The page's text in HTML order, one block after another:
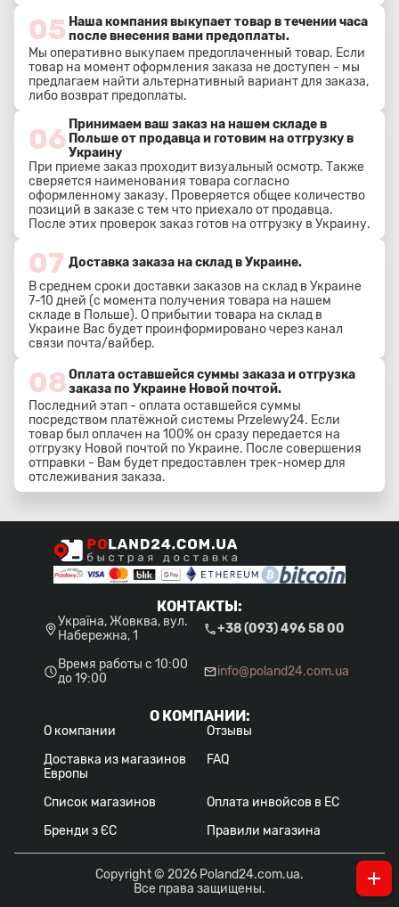
05 Наша компания выкупает товар в течении часа
после внесения вами предоплаты.
Мы оперативно выкупаем предоплаченный товар. Если
товар на момент оформления заказа не доступен - мы
предлагаем найти альтернативный вариант для заказа,
либо возврат предоплаты.
06 Принимаем ваш заказ на нашем складе в
Польше от продавца и готовим на отгрузку в
Украину
При приеме заказ проходит визуальный осмотр. Также
сверяется наименования товара согласно
оформленному заказу. Проверяется общее количество
позиций в заказе с тем что приехало от продавца.
После этих проверок заказ готов на отгрузку в Украину.
07 Доставка заказа на склад в Украине.
В среднем сроки доставки заказов на склад в Украине
7-10 дней (с момента получения товара на нашем
складе в Польше). О прибытии товара на склад в
Украине Вас будет проинформировано через канал
связи почта/вайбер.
08Оплата оставшейся суммы заказа и отгрузка
заказа по Украине Новой почтой.
Последний этап - оплата оставшейся суммы
посредством платёжной системы Przelewy24. Если
товар был оплачен на 100% он сразу передается на
отгрузку Новой почтой по Украине. После совершения
отправки - Вам будет предоставлен трек-номер для
отслеживания заказа.
О КОМПАНИИ:
О компании
Доставка из магазинов
Европы
Список магазинов
Бренди з ЄС
Отзывы
FAQ
Оплата инвойсов в ЕС
Правили магазина
КОНТАКТЫ:
Україна, Жовква, вул.
Набережна, 1
Время работы с 10:00
до 19:00
+38 (093) 496 58 00
info@poland24.com.ua
Copyright © 2026 Poland24.com.ua.
Все права защищены.